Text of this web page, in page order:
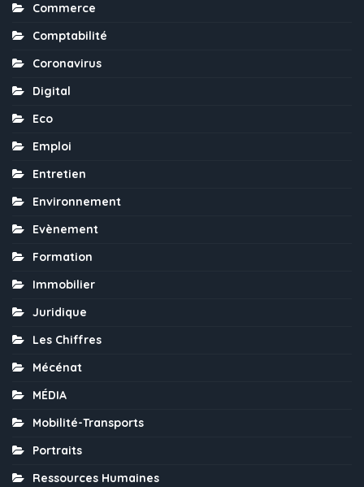
Commerce
Comptabilité
Coronavirus
Digital
Eco
Emploi
Entretien
Environnement
Evènement
Formation
Immobilier
Juridique
Les Chiffres
Mécénat
MÉDIA
Mobilité-Transports
Portraits
Ressources Humaines